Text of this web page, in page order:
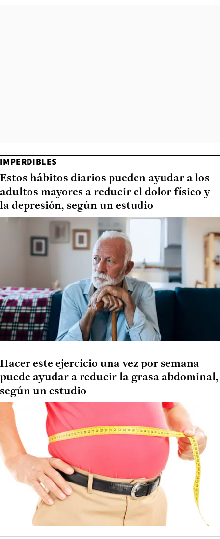
IMPERDIBLES
Estos hábitos diarios pueden ayudar a los
adultos mayores a reducir el dolor físico y
la depresión, según un estudio
Hacer este ejercicio una vez por semana
puede ayudar a reducir la grasa abdominal,
según un estudio